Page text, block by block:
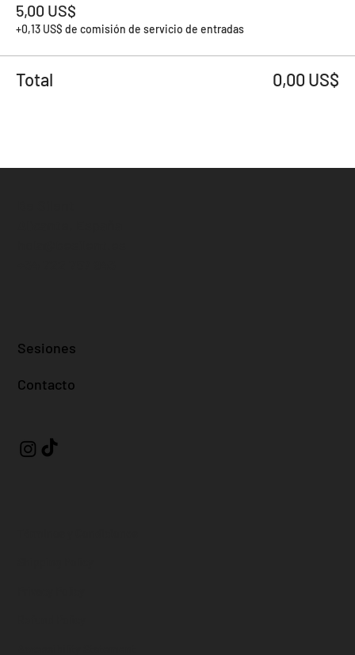
5,00 US$
+0,13 US$ de comisión de servicio de entradas
Total 0,00 US$
Sesiones
Contacto